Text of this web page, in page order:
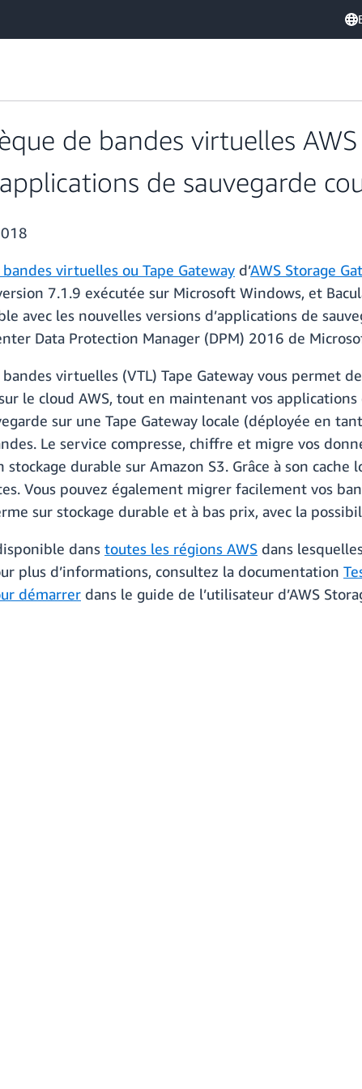
de bandes virtuelles
de sauvegarde
virtuelles ou Tape Gateway d’AWS Storage
7.1.9 exécutée sur Microsoft Windows, et
avec les nouvelles versions d’applications de
Data Protection Manager (DPM) 2016 de
virtuelles (VTL) Tape Gateway vous permet
le cloud AWS, tout en maintenant vos
sur une Tape Gateway locale (déployée en
Le service compresse, chiffre et migre vos
stockage durable sur Amazon S3. Grâce à son
Vous pouvez également migrer facilement vos
sur stockage durable et à bas prix, avec la
dans toutes les régions AWS dans
plus d’informations, consultez la documentation
démarrer dans le guide de l’utilisateur d’AWS